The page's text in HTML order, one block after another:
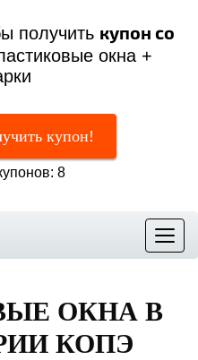
получить купон со
окна +
купон!
8
Меню
ОКНА В
КОПЭ